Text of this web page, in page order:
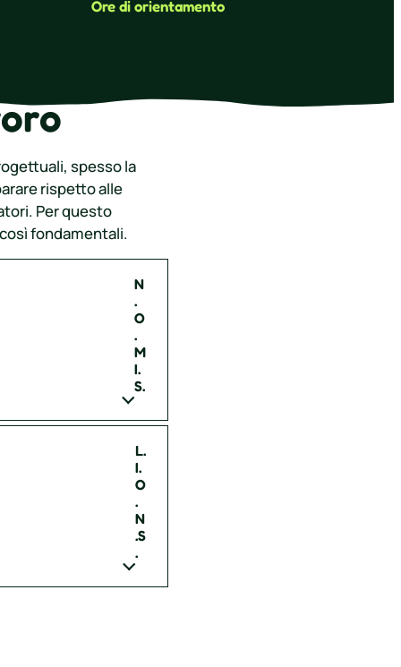
Ore di orientamento
spesso la
rispetto alle
Per questo
fondamentali.
N
.
O
.
M
I.
S.
L.
I.
O
.
N
.S
.